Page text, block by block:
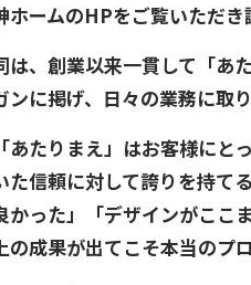
ホームのHPをご覧いただき
は、創業以来一貫して「あ
ンに掲げ、日々の業務に取
たりまえ」はお客様にと
た信頼に対して誇りを持て
かった」「デザインがここ
成果が出てこそ本当のプ